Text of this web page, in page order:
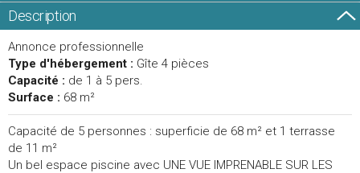
Description
Annonce professionnelle
Type d'hébergement : Gîte 4 pièces
Capacité : de 1 à 5 pers.
Surface : 68 m²
Capacité de 5 personnes : superficie de 68 m² et 1 terrasse
de 11 m²
Un bel espace piscine avec UNE VUE IMPRENABLE SUR LES